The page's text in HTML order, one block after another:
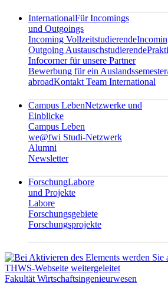
InternationalFür Incomings
und Outgoings
Incoming Vollzeitstudierende
Outgoing Austauschstudierende
Infocorner für unsere Partner
Bewerbung für ein
abroadKontakt Team International
Campus LebenNetzwerke und
Einblicke
Campus Leben
we@fwi Studi-Netzwerk
Alumni
Newsletter
ForschungLabore
und Projekte
Labore
Forschungsgebiete
Forschungsprojekte
Fakultät Wirtschaftsingenieurwesen